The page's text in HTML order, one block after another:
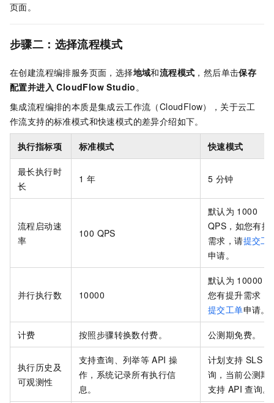
页面。
步骤二：选择流程模式
在创建流程编排服务页面，选择地域和流程模式 ，然后单击保存
配置并进入 CloudFlow Studio。
集成流程编排的本质是集成云工作流（CloudFlow） ，关于云工
作流支持的标准模式和快速模式的差异介绍如下。
执行指标项 标准模式 快速模式
最长执行时
长
1 年 5 分钟
流程启动速
率
100 QPS
默认为 1000
QPS，如您有提
需求，请提交工
申请。
并行执行数 10000
默认为 10000，
您有提升需求，
提交工单申请。
计费 按照步骤转换数付费。 公测期免费。
执行历史及
可观测性
支持查询、列举等 API 操
作，系统记录所有执行信
息。
计划支持 SLS
询，当前公测期
支持 API 查询。